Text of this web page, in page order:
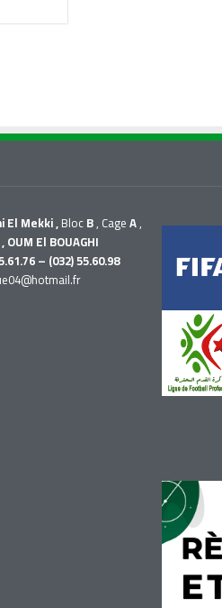
El Mekki ,BlocB, CageA,
, OUM El BOUAGHI
– (032) 55.60.98